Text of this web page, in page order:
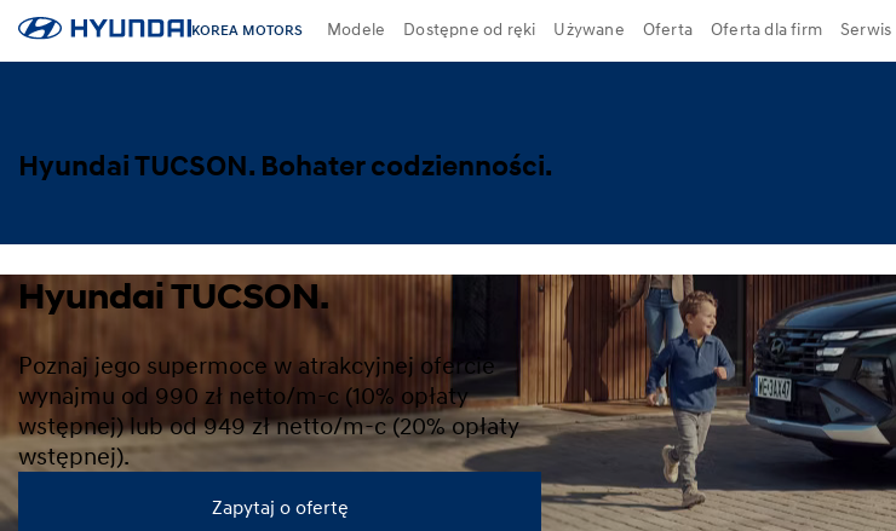
KOREA MOTORS Modele Dostępne od ręki Używane Oferta Oferta dla firm Serwis
Hyundai TUCSON. Bohater codzienności.
Hyundai TUCSON.
Poznaj jego supermoce w atrakcyjnej ofercie
wynajmu od 990 zł netto/m-c (10% opłaty
wstępnej) lub od 949 zł netto/m-c (20% opłaty
wstępnej).
Zapytaj o ofertę